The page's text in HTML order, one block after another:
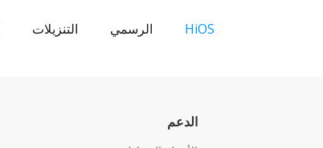
HiOS الرسمي التنزيلات
الدعم